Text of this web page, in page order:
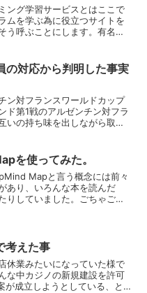
ング学習サービスとはここで
ムを学ぶ為に役立つサイトを
う呼ぶことにします。有名ど
説明を読みながら一つ...
の対応から判明した事実
ン対フランスワールドカップ
ド第1戦のアルゼンチン対フラ
いの持ち味を出しながら取っ
8強入りおめでとうございま
メッシの孤立...
を使ってみた。
Mapと言う概念には前々
あり、いろんな本を読んだ
りしていました。ごちゃごち
で...
考えた事
休業みたいになっていた様で
な中カジノの新規建設を許可
が成立しようとしている、と